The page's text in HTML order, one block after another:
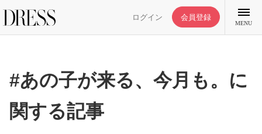
ログイン 会員登録
MENU
特集記事
#あの子が来る、今月も。に
関する記事